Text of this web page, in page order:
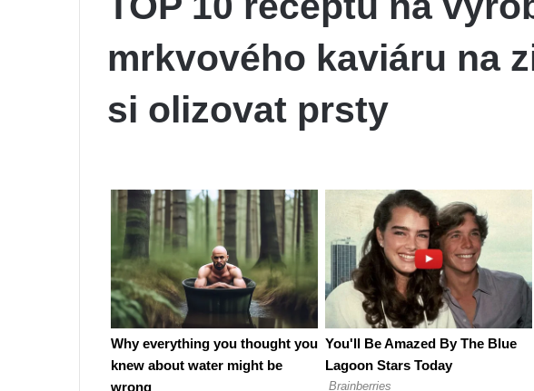
mrkvového kaviáru na
si olizovat prsty